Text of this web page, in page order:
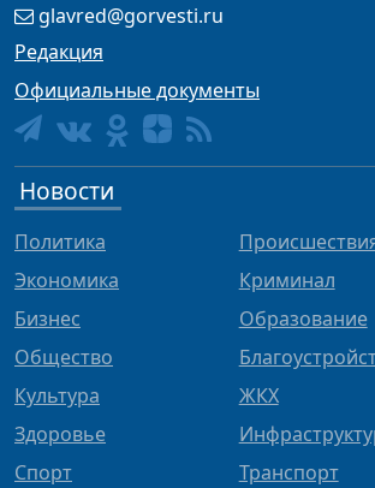
glavred@gorvesti.ru
Редакция
Официальные документы
Новости
Политика
Экономика
Бизнес
Общество
Культура
Здоровье
Спорт
Криминал
Образование
ЖКХ
Транспорт